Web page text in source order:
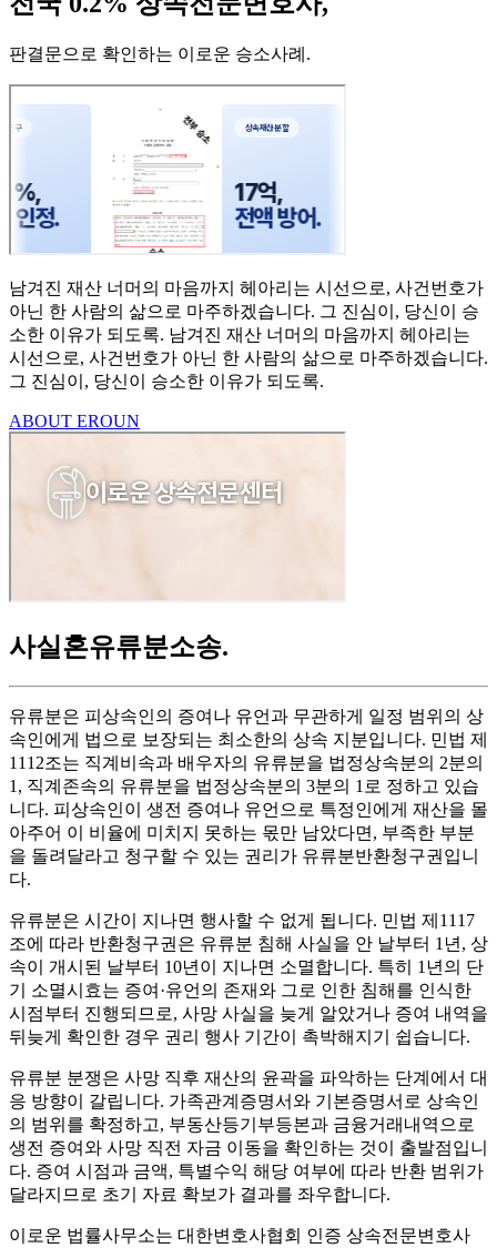
판결문으로 확인하는 이로운 승소사례 .
남겨진 재산 너머의 마음까지 헤아리는 시선으로, 사건번호가
아닌 한 사람의 삶으로 마주하겠습니다. 그 진심이, 당신이 승
소한 이유가 되도록. 남겨진 재산 너머의 마음까지 헤아리는
시선으로, 사건번호가 아닌 한 사람의 삶으로 마주하겠습니다.
그 진심이, 당신이 승소한 이유가 되도록.
ABOUT EROUN
사실혼유류분소송.
유류분은 피상속인의 증여나 유언과 무관하게 일정 범위의 상
속인에게 법으로 보장되는 최소한의 상속 지분입니다. 민법 제
1112조는 직계비속과 배우자의 유류분을 법정상속분의 2분의
1, 직계존속의 유류분을 법정상속분의 3분의 1로 정하고 있습
니다. 피상속인이 생전 증여나 유언으로 특정인에게 재산을 몰
아주어 이 비율에 미치지 못하는 몫만 남았다면, 부족한 부분
을 돌려달라고 청구할 수 있는 권리가 유류분반환청구권입니
다.
유류분은 시간이 지나면 행사할 수 없게 됩니다. 민법 제1117
조에 따라 반환청구권은 유류분 침해 사실을 안 날부터 1년, 상
속이 개시된 날부터 10년이 지나면 소멸합니다. 특히 1년의 단
기 소멸시효는 증여·유언의 존재와 그로 인한 침해를 인식한
시점부터 진행되므로, 사망 사실을 늦게 알았거나 증여 내역을
뒤늦게 확인한 경우 권리 행사 기간이 촉박해지기 쉽습니다.
유류분 분쟁은 사망 직후 재산의 윤곽을 파악하는 단계에서 대
응 방향이 갈립니다. 가족관계증명서와 기본증명서로 상속인
의 범위를 확정하고, 부동산등기부등본과 금융거래내역으로
생전 증여와 사망 직전 자금 이동을 확인하는 것이 출발점입니
다. 증여 시점과 금액, 특별수익 해당 여부에 따라 반환 범위가
달라지므로 초기 자료 확보가 결과를 좌우합니다.
이로운 법률사무소는 대한변호사협회 인증 상속전문변호사